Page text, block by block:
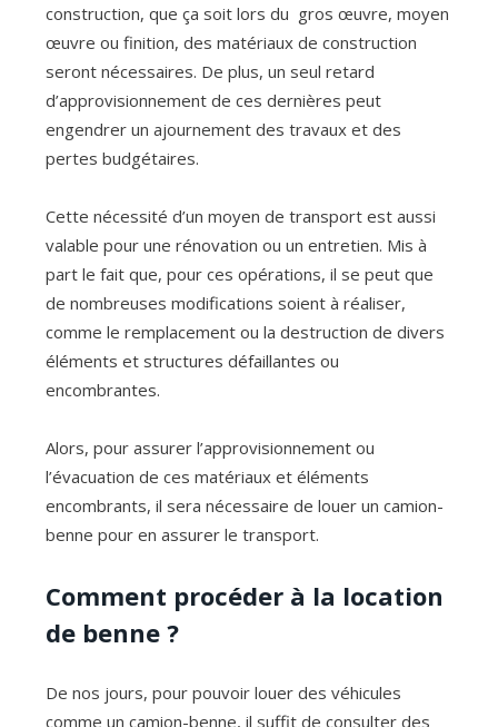
construction, que ça soit lors du gros œuvre, moyen
œuvre ou finition, des matériaux de construction
seront nécessaires. De plus, un seul retard
d’approvisionnement de ces dernières peut
engendrer un ajournement des travaux et des
pertes budgétaires.
Cette nécessité d’un moyen de transport est aussi
valable pour une rénovation ou un entretien. Mis à
part le fait que, pour ces opérations, il se peut que
de nombreuses modifications soient à réaliser,
comme le remplacement ou la destruction de divers
éléments et structures défaillantes ou
encombrantes.
Alors, pour assurer l’approvisionnement ou
l’évacuation de ces matériaux et éléments
encombrants, il sera nécessaire de louer un camion-
benne pour en assurer le transport.
Comment procéder à la location
de benne ?
De nos jours, pour pouvoir louer des véhicules
comme un camion-benne, il suffit de consulter des